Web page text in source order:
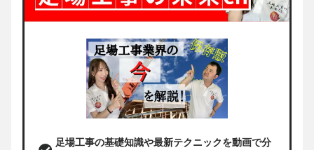
足場工事の基礎知識や最新テクニックを動画で分